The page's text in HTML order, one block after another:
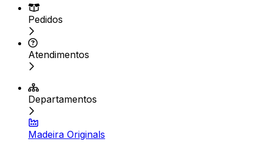
Pedidos
Atendimentos
Departamentos
Madeira Originals